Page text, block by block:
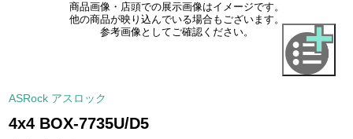
商品画像・店頭での展示画像はイメージです。
他の商品が映り込んでいる場合もございます。
参考画像としてご確認ください。
ASRock アスロック
4x4 BOX-7735U/D5